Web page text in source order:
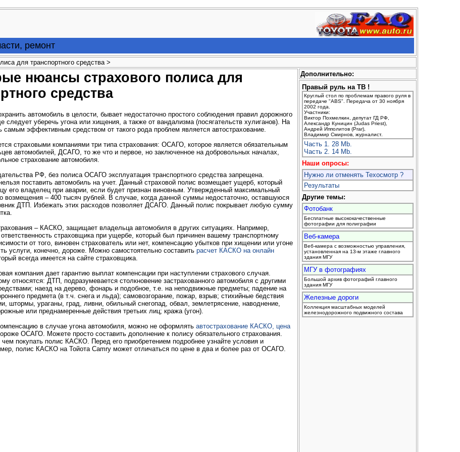
ремонт
для транспортного средства >
нюансы страхового полиса для
средства
автомобиль в целости, бывает недостаточно простого соблюдения правил дорожного
следует уберечь угона или хищения, а также от вандализма (посягательств хулиганов). На
самым эффективным средством от такого рода проблем является автострахование.
страховыми компаниями три типа страхования: ОСАГО, которое является обязательным
автомобилей, ДСАГО, то же что и первое, но заключенное на добровольных началах,
страхование автомобиля.
РФ, без полиса ОСАГО эксплуатация транспортного средства запрещена.
поставить автомобиль на учет. Данный страховой полис возмещает ущерб, который
его владелец при аварии, если будет признан виновным. Утвержденный максимальный
возмещения – 400 тысяч рублей. В случае, когда данной суммы недостаточно, оставшуюся
ДТП. Избежать этих расходов позволяет ДСАГО. Данный полис покрывает любую сумму
– КАСКО, защищает владельца автомобиля в других ситуациях. Например,
страховщика при ущербе, который был причинен вашему транспортному
от того, виновен страхователь или нет, компенсацию убытков при хищении или угоне
услуги, конечно, дороже. Можно самостоятельно составить расчет КАСКО на онлайн
всегда имеется на сайте страховщика.
компания дает гарантию выплат компенсации при наступлении страхового случая.
относятся: ДТП, подразумевается столкновение застрахованного автомобиля с другими
наезд на дерево, фонарь и подобное, т.е. на неподвижные предметы; падение на
предмета (в т.ч. снега и льда); самовозгорание, пожар, взрыв; стихийные бедствия
штормы, ураганы, град, ливни, обильный снегопад, обвал, землетрясение, наводнение,
или преднамеренные действия третьих лиц; кража (угон).
в случае угона автомобиля, можно не оформлять автострахование КАСКО, цена
ОСАГО. Можете просто составить дополнение к полису обязательного страхования.
покупать полис КАСКО. Перед его приобретением подробнее узнайте условия и
полис КАСКО на Тойота Camry может отличаться по цене в два и более раз от ОСАГО.
Дополнительно:
Правый руль на ТВ !
Круглый стол по проблемам правого руля в
передаче "ABS". Передача от 30 ноября
2002 года.
Участники:
Виктор Похмелкин, депутат ГД РФ,
Александр Куницин (Judas Priest),
Андрей Ипполитов (Prar),
Владимир Смирнов, журналист.
Часть 1. 28 Mb.
Часть 2. 14 Mb.
Наши опросы:
Нужно ли отменять Техосмотр ?
Результаты
Другие темы:
Фотобанк
Бесплатные высококачественные
фотографии для полиграфии
Веб-камера
Веб-камера с возможностью управления,
установленная на 13-м этаже главного
здания МГУ
МГУ в фотографиях
Большой архив фотографий главного
здания МГУ
Железные дороги
Коллекция масштабных моделей
железнодорожного подвижного состава